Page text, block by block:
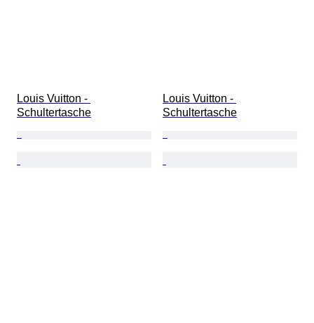
Louis Vuitton -
Schultertasche
Louis Vuitton -
Schultertasche